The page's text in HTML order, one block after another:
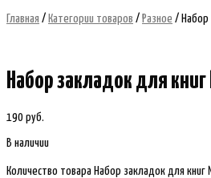
Главная / Категории товаров / Разное / Набор
Набор закладок для
190 руб.
В наличии
Количество товара Набор закладок для